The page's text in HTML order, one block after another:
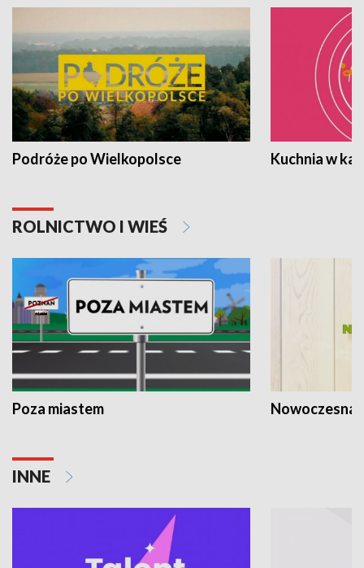
Podróże po Wielkopolsce Kuchnia w
ROLNICTWO I WIEŚ
Poza miastem Nowoczesna
INNE